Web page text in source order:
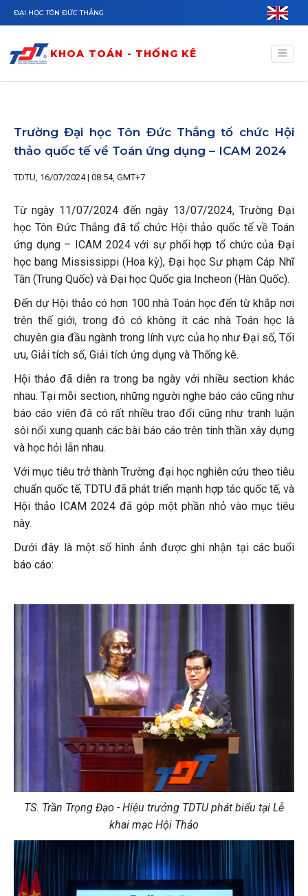
Nhảy đến nội dung
ĐẠI HỌC TÔN ĐỨC THẮNG
KHOA TOÁN - THỐNG KÊ
Trường Đại học Tôn Đức Thắng tổ chức Hội
thảo quốc tế về Toán ứng dụng – ICAM 2024
TDTU, 16/07/2024 | 08:54, GMT+7
Từ ngày 11/07/2024 đến ngày 13/07/2024, Trường Đại
học Tôn Đức Thắng đã tổ chức Hội thảo quốc tế về Toán
ứng dụng – ICAM 2024 với sự phối hợp tổ chức của Đại
học bang Mississippi (Hoa kỳ), Đại học Sư phạm Cáp Nhĩ
Tân (Trung Quốc) và Đại học Quốc gia Incheon (Hàn Quốc).
Đến dự Hội thảo có hơn 100 nhà Toán học đến từ khắp nơi
trên thế giới, trong đó có không ít các nhà Toán học là
chuyên gia đầu ngành trong lính vực của họ như Đại số, Tối
ưu, Giải tích số, Giải tích ứng dụng và Thống kê.
Hội thảo đã diễn ra trong ba ngày với nhiều section khác
nhau. Tại mỗi section, những người nghe báo cáo cũng như
báo cáo viên đã có rất nhiều trao đổi cũng như tranh luận
sôi nổi xung quanh các bài báo cáo trên tinh thần xây dựng
và học hỏi lẫn nhau.
Với mục tiêu trở thành Trường đại học nghiên cứu theo tiêu
chuẩn quốc tế, TDTU đã phát triển mạnh hợp tác quốc tế, và
Hội thảo ICAM 2024 đã góp một phần nhỏ vào mục tiêu
này.
Dưới đây là một số hình ảnh được ghi nhận tại các buổi
báo cáo:
TS. Trần Trọng Đạo - Hiệu trưởng TDTU phát biểu tại Lễ
khai mạc Hội Thảo